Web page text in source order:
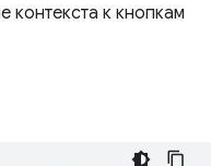
контекста к кнопкам